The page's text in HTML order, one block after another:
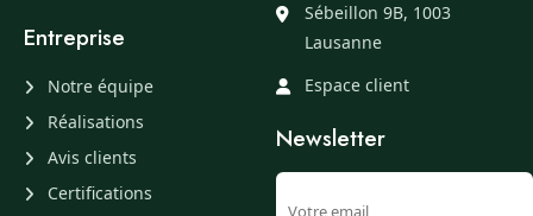
Entreprise
Notre équipe
Réalisations
Avis clients
Certifications
Sébeillon 9B, 1003
Lausanne
Espace client
Newsletter